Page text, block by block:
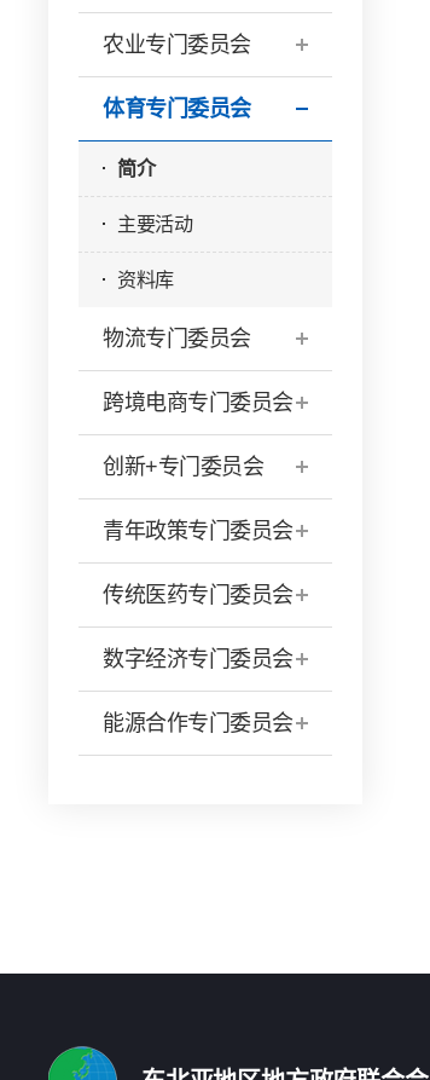
农业专门委员会
体育专门委员会
简介
主要活动
资料库
物流专门委员会
跨境电商专门委员会
创新+专门委员会
青年政策专门委员会
传统医药专门委员会
数字经济专门委员会
能源合作专门委员会